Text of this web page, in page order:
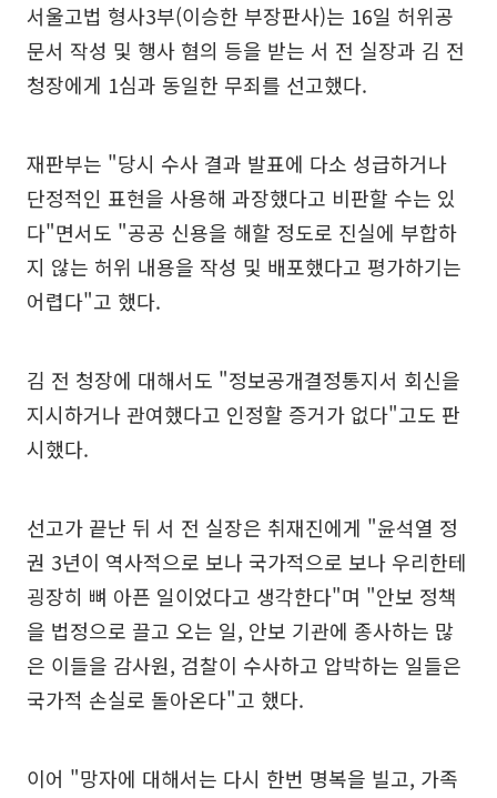
서울고법 형사3부(이승한 부장판사)는 16일 허위공
문서 작성 및 행사 혐의 등을 받는 서 전 실장과 김 전
청장에게 1심과 동일한 무죄를 선고했다.
재판부는 "당시 수사 결과 발표에 다소 성급하거나
단정적인 표현을 사용해 과장했다고 비판할 수는 있
다"면서도 "공공 신용을 해할 정도로 진실에 부합하
지 않는 허위 내용을 작성 및 배포했다고 평가하기는
어렵다"고 했다.
김 전 청장에 대해서도 "정보공개결정통지서 회신을
지시하거나 관여했다고 인정할 증거가 없다"고도 판
시했다.
선고가 끝난 뒤 서 전 실장은 취재진에게 "윤석열 정
권 3년이 역사적으로 보나 국가적으로 보나 우리한테
굉장히 뼈 아픈 일이었다고 생각한다"며 "안보 정책
을 법정으로 끌고 오는 일, 안보 기관에 종사하는 많
은 이들을 감사원, 검찰이 수사하고 압박하는 일들은
국가적 손실로 돌아온다"고 했다.
이어 "망자에 대해서는 다시 한번 명복을 빌고, 가족